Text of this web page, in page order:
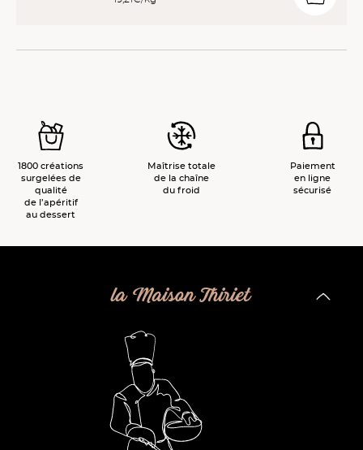
1800 créations
surgelées de
qualité
de l’apéritif
au dessert
Maîtrise totale
de la chaîne
du froid
Paiement
en ligne
sécurisé
la Maison Thiriet